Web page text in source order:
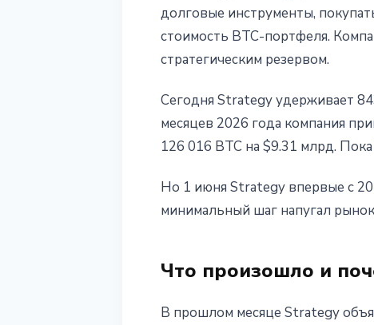
долговые инструменты,
стоимость BTC-портфеля.
стратегическим резервом.
Сегодня Strategy удерживает
месяцев 2026 года компания
126 016 BTC на $9.31 млрд.
Но 1 июня Strategy впервые с
минимальный шаг напугал
Что произошло и
В прошлом месяце Strategy